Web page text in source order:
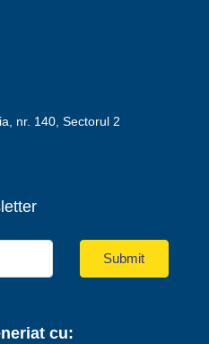
nr. 140, Sectorul 2
Submit
cu: